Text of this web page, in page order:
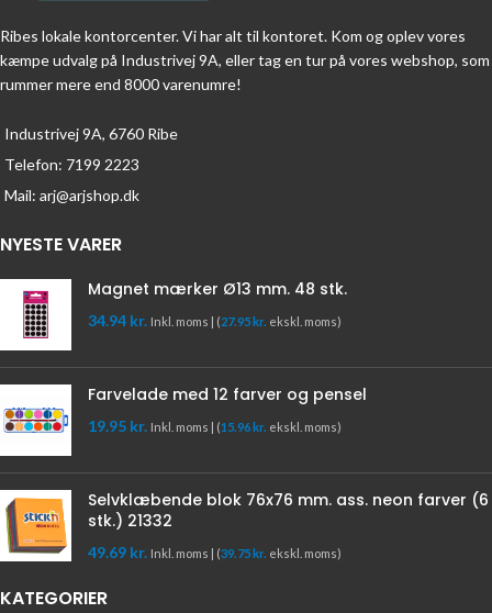
Ribes lokale kontorcenter. Vi har alt til kontoret. Kom og oplev vores
kæmpe udvalg på Industrivej 9A, eller tag en tur på vores webshop, som
rummer mere end 8000 varenumre!
Industrivej 9A, 6760 Ribe
Telefon: 7199 2223
Mail: arj@arjshop.dk
NYESTE VARER
Magnet mærker Ø13 mm. 48 stk.
34.94 kr. Inkl. moms | (27.95 kr. ekskl. moms)
Farvelade med 12 farver og pensel
19.95 kr. Inkl. moms | (15.96 kr. ekskl. moms)
Selvklæbende blok 76x76 mm. ass. neon farver (6
stk.) 21332
49.69 kr. Inkl. moms | (39.75 kr. ekskl. moms)
KATEGORIER